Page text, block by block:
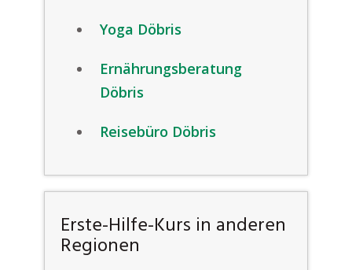
Yoga Döbris
Ernährungsberatung
Döbris
Reisebüro Döbris
Erste-Hilfe-Kurs in anderen
Regionen